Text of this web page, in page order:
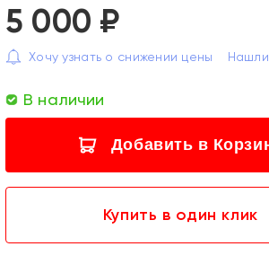
5 000 ₽
Хочу узнать о снижении цены
В наличии
Добавить в
Купить в один клик